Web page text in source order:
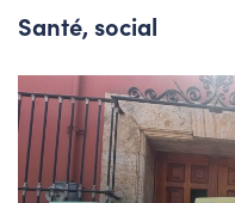
Santé, social